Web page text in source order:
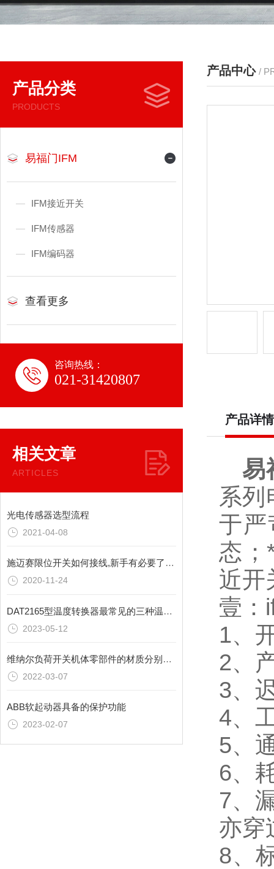
产品分类
PRODUCTS
易福门IFM
IFM接近开关
IFM传感器
IFM编码器
查看更多
咨询热线：
021-31420807
相关文章
ARTICLES
光电传感器选型流程
2021-04-08
施迈赛限位开关如何接线,新手有必要了解一下
2020-11-24
DAT2165型温度转换器最常见的三种温度单位分别是什么？
2023-05-12
维纳尔负荷开关机体零部件的材质分别是什么呢
2022-03-07
ABB软起动器具备的保护功能
2023-02-07
产品中心 /
产品详情
易
系列
于严
态
近开
壹：
1、
2、
3、
4、
5、
6、
7、
亦穿
8、